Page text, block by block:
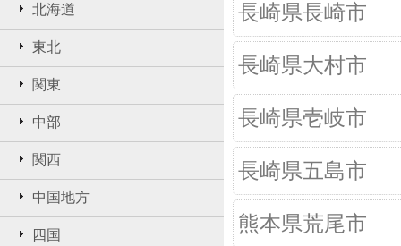
北海道
東北
関東
中部
関西
中国地方
四国
長崎県長崎市
長崎県大村市
長崎県壱岐市
長崎県五島市
熊本県荒尾市